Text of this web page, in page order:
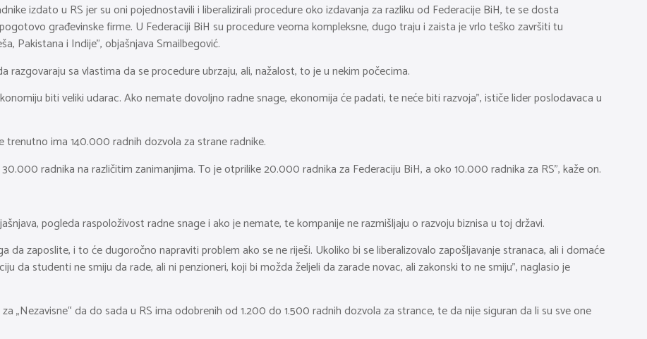
izdato u RS jer su oni pojednostavili i liberalizirali procedure oko izdavanja za razliku od Federacije BiH, te se dosta
građevinske firme. U Federaciji BiH su procedure veoma kompleksne, dugo traju i zaista je vrlo teško završiti tu
Pakistana i Indije”, objašnjava Smailbegović.
sa vlastima da se procedure ubrzaju, ali, nažalost, to je u nekim počecima.
biti veliki udarac. Ako nemate dovoljno radne snage, ekonomija će padati, te neće biti razvoja”, ističe lider poslodavaca u
ima 140.000 radnih dozvola za strane radnike.
radnika na različitim zanimanjima. To je otprilike 20.000 radnika za Federaciju BiH, a oko 10.000 radnika za RS”, kaže on.
pogleda raspoloživost radne snage i ako je nemate, te kompanije ne razmišljaju o razvoju biznisa u toj državi.
da zaposlite, i to će dugoročno napraviti problem ako se ne riješi. Ukoliko bi se liberalizovalo zapošljavanje stranaca, ali i domaće
da studenti ne smiju da rade, ali ni penzioneri, koji bi možda željeli da zarade novac, ali zakonski to ne smiju”, naglasio je
„Nezavisne“ da do sada u RS ima odobrenih od 1.200 do 1.500 radnih dozvola za strance, te da nije siguran da li su sve one